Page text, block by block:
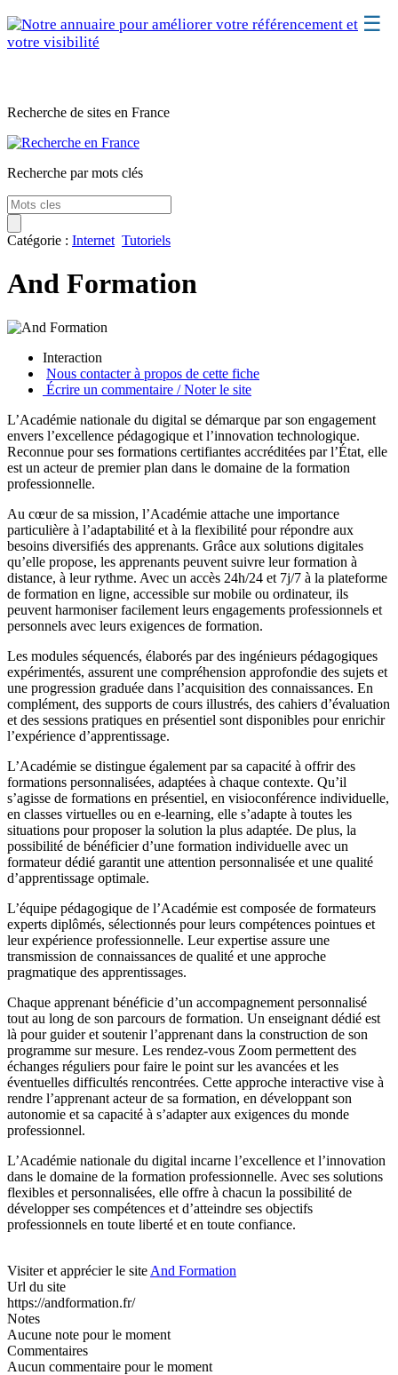
☰
Webmaster
Contact
Recherche de sites en France
Recherche par mots clés
Catégorie : Internet Tutoriels
And Formation
Interaction
Nous contacter à propos de cette fiche
Écrire un commentaire / Noter le site
L’Académie nationale du digital se démarque par son engagement
envers l’excellence pédagogique et l’innovation technologique.
Reconnue pour ses formations certifiantes accréditées par l’État, elle
est un acteur de premier plan dans le domaine de la formation
professionnelle.
Au cœur de sa mission, l’Académie attache une importance
particulière à l’adaptabilité et à la flexibilité pour répondre aux
besoins diversifiés des apprenants. Grâce aux solutions digitales
qu’elle propose, les apprenants peuvent suivre leur formation à
distance, à leur rythme. Avec un accès 24h/24 et 7j/7 à la plateforme
de formation en ligne, accessible sur mobile ou ordinateur, ils
peuvent harmoniser facilement leurs engagements professionnels et
personnels avec leurs exigences de formation.
Les modules séquencés, élaborés par des ingénieurs pédagogiques
expérimentés, assurent une compréhension approfondie des sujets et
une progression graduée dans l’acquisition des connaissances. En
complément, des supports de cours illustrés, des cahiers d’évaluation
et des sessions pratiques en présentiel sont disponibles pour enrichir
l’expérience d’apprentissage.
L’Académie se distingue également par sa capacité à offrir des
formations personnalisées, adaptées à chaque contexte. Qu’il
s’agisse de formations en présentiel, en visioconférence individuelle,
en classes virtuelles ou en e-learning, elle s’adapte à toutes les
situations pour proposer la solution la plus adaptée. De plus, la
possibilité de bénéficier d’une formation individuelle avec un
formateur dédié garantit une attention personnalisée et une qualité
d’apprentissage optimale.
L’équipe pédagogique de l’Académie est composée de formateurs
experts diplômés, sélectionnés pour leurs compétences pointues et
leur expérience professionnelle. Leur expertise assure une
transmission de connaissances de qualité et une approche
pragmatique des apprentissages.
Chaque apprenant bénéficie d’un accompagnement personnalisé
tout au long de son parcours de formation. Un enseignant dédié est
là pour guider et soutenir l’apprenant dans la construction de son
programme sur mesure. Les rendez-vous Zoom permettent des
échanges réguliers pour faire le point sur les avancées et les
éventuelles difficultés rencontrées. Cette approche interactive vise à
rendre l’apprenant acteur de sa formation, en développant son
autonomie et sa capacité à s’adapter aux exigences du monde
professionnel.
L’Académie nationale du digital incarne l’excellence et l’innovation
dans le domaine de la formation professionnelle. Avec ses solutions
flexibles et personnalisées, elle offre à chacun la possibilité de
développer ses compétences et d’atteindre ses objectifs
professionnels en toute liberté et en toute confiance.
Visiter et apprécier le site And Formation
Url du site
https://andformation.fr/
Notes
Aucune note pour le moment
Commentaires
Aucun commentaire pour le moment